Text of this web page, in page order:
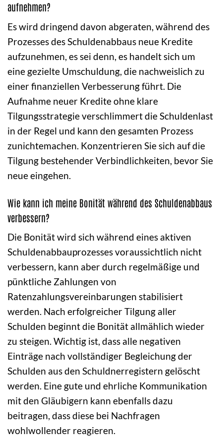
aufnehmen?
Es wird dringend davon abgeraten, während des
Prozesses des Schuldenabbaus neue Kredite
aufzunehmen, es sei denn, es handelt sich um
eine gezielte Umschuldung, die nachweislich zu
einer finanziellen Verbesserung führt. Die
Aufnahme neuer Kredite ohne klare
Tilgungsstrategie verschlimmert die Schuldenlast
in der Regel und kann den gesamten Prozess
zunichtemachen. Konzentrieren Sie sich auf die
Tilgung bestehender Verbindlichkeiten, bevor Sie
neue eingehen.
Wie kann ich meine Bonität während des Schuldenabbaus
verbessern?
Die Bonität wird sich während eines aktiven
Schuldenabbauprozesses voraussichtlich nicht
verbessern, kann aber durch regelmäßige und
pünktliche Zahlungen von
Ratenzahlungsvereinbarungen stabilisiert
werden. Nach erfolgreicher Tilgung aller
Schulden beginnt die Bonität allmählich wieder
zu steigen. Wichtig ist, dass alle negativen
Einträge nach vollständiger Begleichung der
Schulden aus den Schuldnerregistern gelöscht
werden. Eine gute und ehrliche Kommunikation
mit den Gläubigern kann ebenfalls dazu
beitragen, dass diese bei Nachfragen
wohlwollender reagieren.